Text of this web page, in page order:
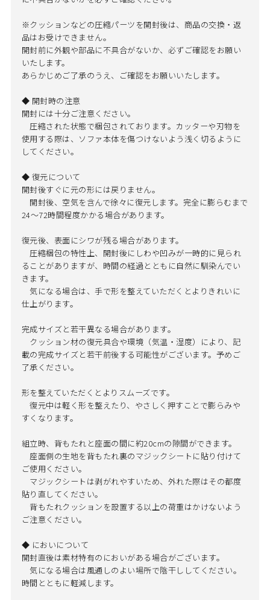
※クッションなどの圧縮パーツを開封後は、商品の交換・返
品はお受けできません。
開封前に外観や部品に不具合がないか、必ずご確認をお願い
いたします。
あらかじめご了承のうえ、ご確認をお願いいたします。
◆ 開封時の注意
開封には十分ご注意ください。
圧縮された状態で梱包されております。カッターや刃物を
使用する際は、ソファ本体を傷つけないよう浅く切るように
してください。
◆ 復元について
開封後すぐに元の形には戻りません。
開封後、空気を含んで徐々に復元します。完全に膨らむまで
24～72時間程度かかる場合があります。
復元後、表面にシワが残る場合があります。
圧縮梱包の特性上、開封後にしわや凹みが一時的に見られ
ることがありますが、時間の経過とともに自然に馴染んでい
きます。
気になる場合は、手で形を整えていただくとよりきれいに
仕上がります。
完成サイズと若干異なる場合があります。
クッション材の復元具合や環境（気温・湿度）により、記
載の完成サイズと若干前後する可能性がございます。予めご
了承ください。
形を整えていただくとよりスムーズです。
復元中は軽く形を整えたり、やさしく押すことで膨らみや
すくなります。
組立時、背もたれと座面の間に約20cmの隙間ができます。
座面側の生地を背もたれ裏のマジックシートに貼り付けて
ご使用ください。
マジックシートは剥がれやすいため、外れた際はその都度
貼り直してください。
背もたれクッションを設置する以上の荷重はかけないよう
ご注意ください。
◆ においについて
開封直後は素材特有のにおいがある場合がございます。
気になる場合は風通しのよい場所で陰干ししてください。
時間とともに軽減します。